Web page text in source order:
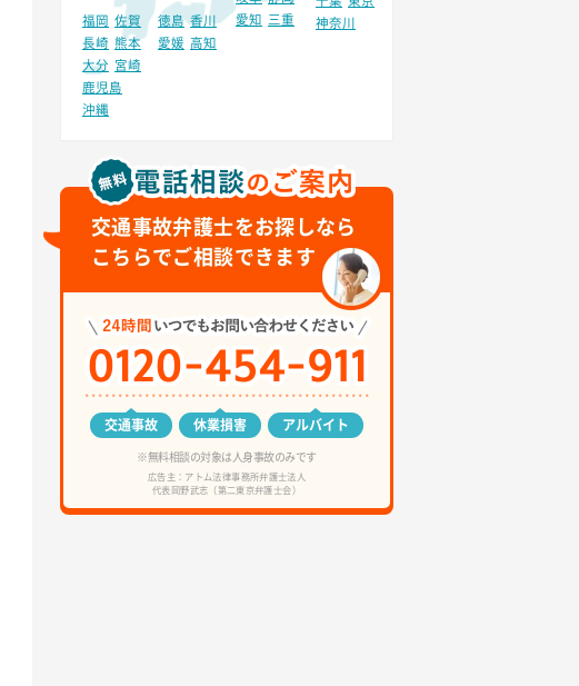
神奈川
愛知
三重
徳島 香川
愛媛 高知
福岡
佐賀
長崎 熊本
大分
宮崎
鹿児島
沖縄
交通事故弁護士をお探しなら
こちらでご相談できます
交通事故 休業損害 アルバイト
※無料相談の対象は人身事故のみです
広告主：アトム法律事務所弁護士法人
代表岡野武志（第二東京弁護士会）